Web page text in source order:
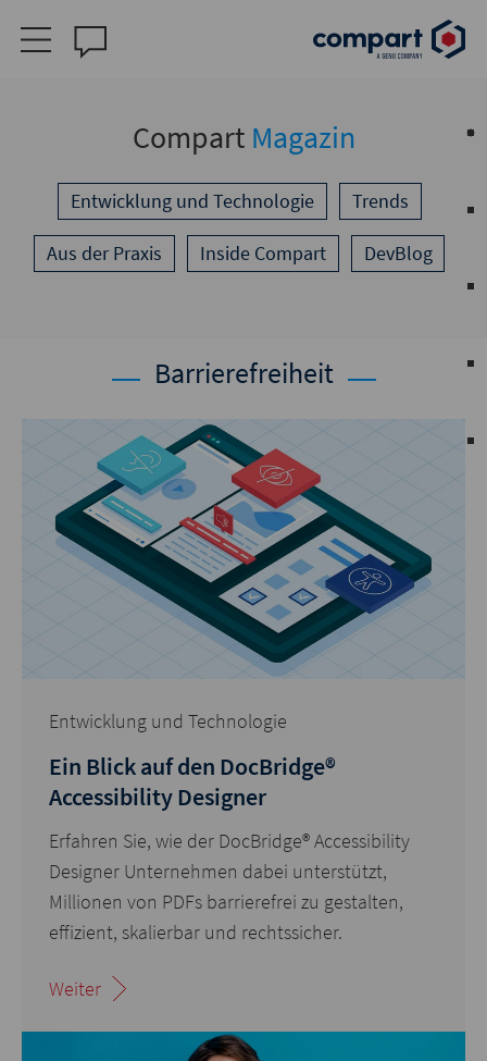
Compart Magazin
Entwicklung und Technologie Trends
Aus der Praxis Inside Compart DevBlog
Barrierefreiheit
Entwicklung und Technologie
Ein Blick auf den DocBridge®
Accessibility Designer
Erfahren Sie, wie der DocBridge® Accessibility
Designer Unternehmen dabei unterstützt,
Millionen von PDFs barrierefrei zu gestalten,
effizient, skalierbar und rechtssicher.
Weiter